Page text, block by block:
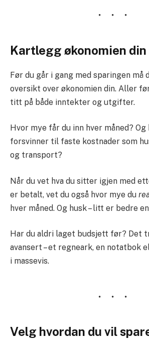
Kartlegg økonomien din
Før du går i gang med sparingen må
oversikt over økonomien din. Aller
titt på både inntekter og utgifter.
Hvor mye får du inn hver måned? Og
forsvinner til faste kostnader som
og transport?
Når du vet hva du sitter igjen med
er betalt, vet du også hvor mye du
hver måned. Og husk – litt er bedre
Har du aldri laget budsjett før? Det
avansert – et regneark, en notatbok
i massevis.
Velg hvordan du vil